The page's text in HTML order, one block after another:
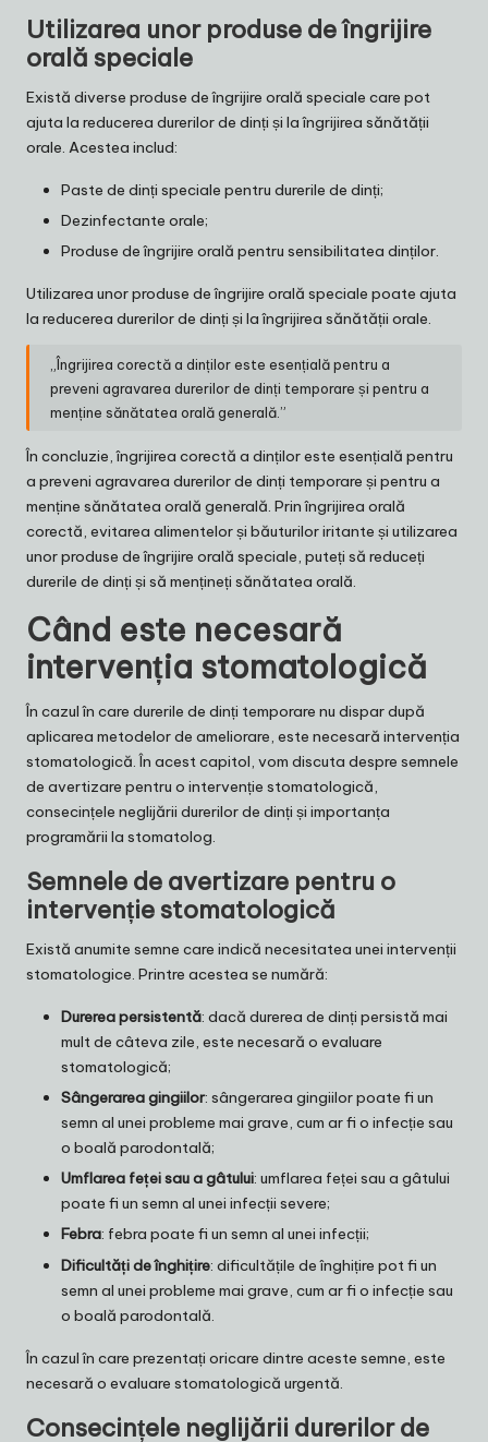
Utilizarea unor produse de îngrijire
orală speciale
Există diverse produse de îngrijire orală speciale care pot
ajuta la reducerea durerilor de dinți și la îngrijirea sănătății
orale. Acestea includ:
Paste de dinți speciale pentru durerile de dinți;
Dezinfectante orale;
Produse de îngrijire orală pentru sensibilitatea dinților.
Utilizarea unor produse de îngrijire orală speciale poate ajuta
la reducerea durerilor de dinți și la îngrijirea sănătății orale.
„Îngrijirea corectă a dinților este esențială pentru a
preveni agravarea durerilor de dinți temporare și pentru a
menține sănătatea orală generală.”
În concluzie, îngrijirea corectă a dinților este esențială pentru
a preveni agravarea durerilor de dinți temporare și pentru a
menține sănătatea orală generală. Prin îngrijirea orală
corectă, evitarea alimentelor și băuturilor iritante și utilizarea
unor produse de îngrijire orală speciale, puteți să reduceți
durerile de dinți și să mențineți sănătatea orală.
Când este necesară
intervenția stomatologică
În cazul în care durerile de dinți temporare nu dispar după
aplicarea metodelor de ameliorare, este necesară intervenția
stomatologică. În acest capitol, vom discuta despre semnele
de avertizare pentru o intervenție stomatologică,
consecințele neglijării durerilor de dinți și importanța
programării la stomatolog.
Semnele de avertizare pentru o
intervenție stomatologică
Există anumite semne care indică necesitatea unei intervenții
stomatologice. Printre acestea se numără:
Durerea persistentă: dacă durerea de dinți persistă mai
mult de câteva zile, este necesară o evaluare
stomatologică;
Sângerarea gingiilor: sângerarea gingiilor poate fi un
semn al unei probleme mai grave, cum ar fi o infecție sau
o boală parodontală;
Umflarea feței sau a gâtului: umflarea feței sau a gâtului
poate fi un semn al unei infecții severe;
Febra: febra poate fi un semn al unei infecții;
Dificultăți de înghițire: dificultățile de înghițire pot fi un
semn al unei probleme mai grave, cum ar fi o infecție sau
o boală parodontală.
În cazul în care prezentați oricare dintre aceste semne, este
necesară o evaluare stomatologică urgentă.
Consecințele neglijării durerilor de